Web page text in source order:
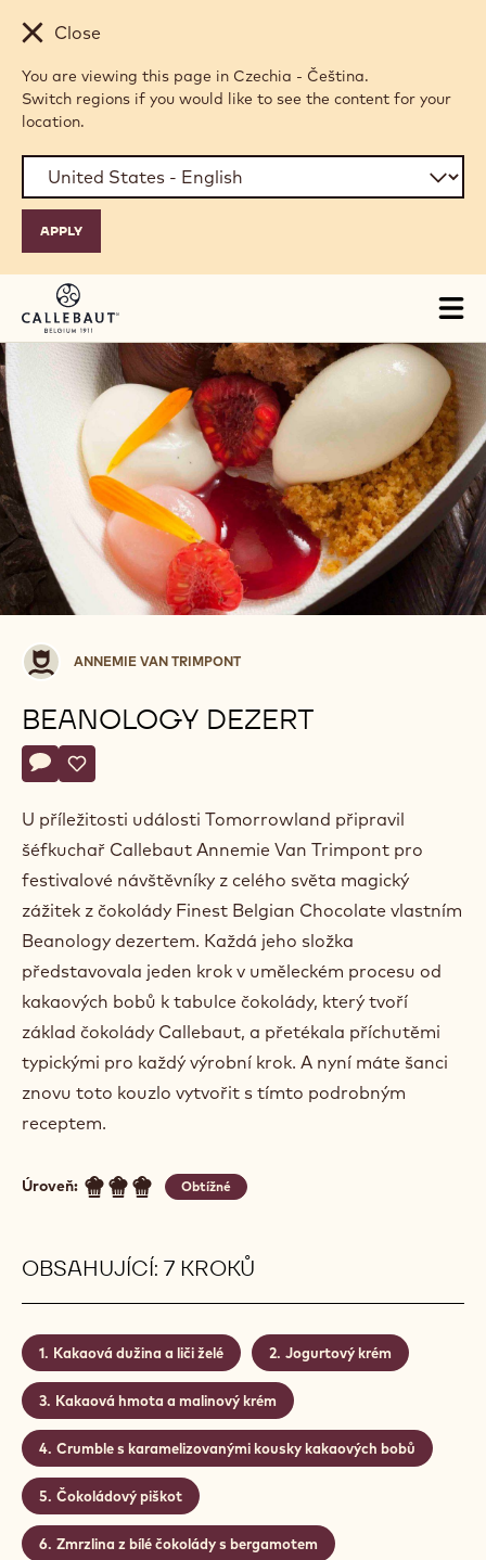
Skip to main content
Close
You are viewing this page in Czechia - Čeština.
Switch regions if you would like to see the content for your
location.
Annemie
Van
Trimpont
ANNEMIE VAN TRIMPONT
BEANOLOGY DEZERT
Actions
Napsat komentář
- Beanology dezert
Uložit
- Beanology dezert
U příležitosti události Tomorrowland připravil
šéfkuchař Callebaut Annemie Van Trimpont pro
festivalové návštěvníky z celého světa magický
zážitek z čokolády Finest Belgian Chocolate vlastním
Beanology dezertem. Každá jeho složka
představovala jeden krok v uměleckém procesu od
kakaových bobů k tabulce čokolády, který tvoří
základ čokolády Callebaut, a přetékala příchutěmi
typickými pro každý výrobní krok. A nyní máte šanci
znovu toto kouzlo vytvořit s tímto podrobným
receptem.
Úroveň: Obtížné
OBSAHUJÍCÍ: 7 KROKŮ
Kakaová dužina a liči želé Jogurtový krém
Kakaová hmota a malinový krém
Crumble s karamelizovanými kousky kakaových bobů
Čokoládový piškot
Zmrzlina z bílé čokolády s bergamotem